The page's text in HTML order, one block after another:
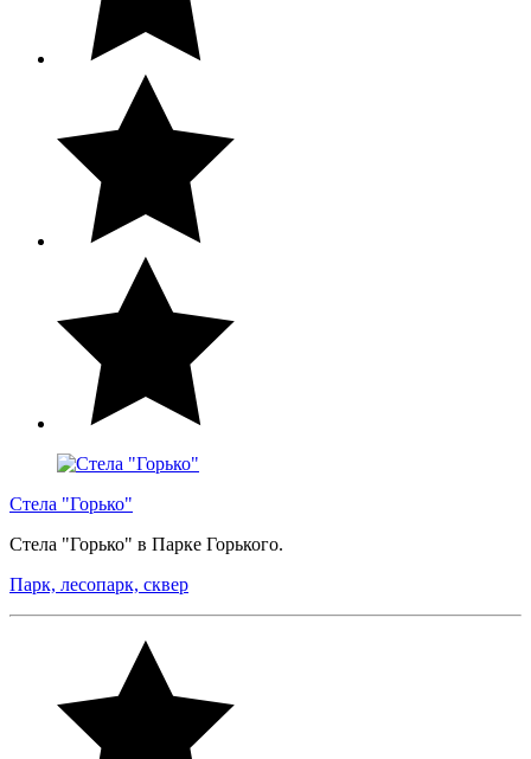
Стела "Горько"
Стела "Горько" в Парке Горького.
Парк, лесопарк, сквер